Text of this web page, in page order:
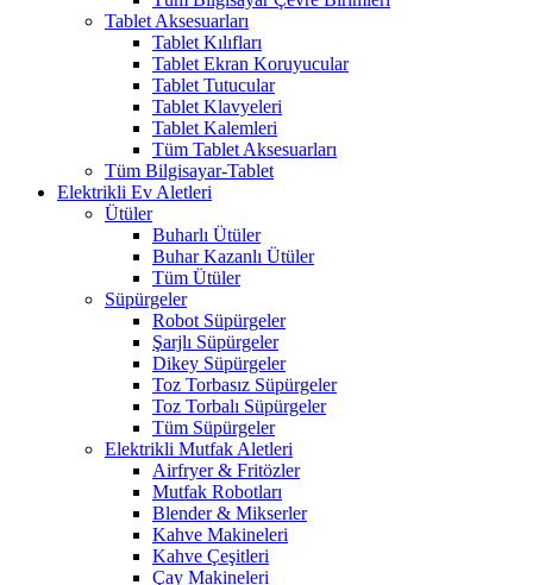
Tablet Aksesuarları
Tablet Kılıfları
Tablet Ekran Koruyucular
Tablet Tutucular
Tablet Klavyeleri
Tablet Kalemleri
Tüm Tablet Aksesuarları
Tüm Bilgisayar-Tablet
Elektrikli Ev Aletleri
Ütüler
Buharlı Ütüler
Buhar Kazanlı Ütüler
Tüm Ütüler
Süpürgeler
Robot Süpürgeler
Şarjlı Süpürgeler
Dikey Süpürgeler
Toz Torbasız Süpürgeler
Toz Torbalı Süpürgeler
Tüm Süpürgeler
Elektrikli Mutfak Aletleri
Airfryer & Fritözler
Mutfak Robotları
Blender & Mikserler
Kahve Makineleri
Kahve Çeşitleri
Çay Makineleri